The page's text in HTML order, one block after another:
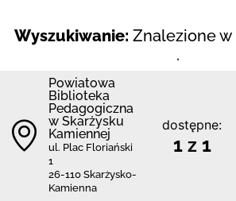
Wyszukiwanie: Znalezione
.
Powiatowa
Biblioteka
Pedagogiczna
w Skarżysku
Kamiennej
ul. Plac Floriański
1
26-110 Skarżysko-
Kamienna
dostępne:
1 z 1